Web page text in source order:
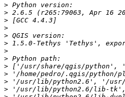
>
>
>
>
>
>
>
>
>
>
>
>